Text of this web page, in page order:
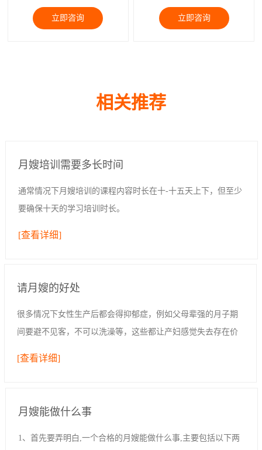
领婴幼儿玩耍;立即咨询
以待。
立即咨询
相关推荐
月嫂培训需要多长时间
通常情况下月嫂培训的课程内容时长在十-十五天上下，但至少
要确保十天的学习培训时长。
[查看详细]
请月嫂的好处
很多情况下女性生产后都会得抑郁症，例如父母辈强的月子期
间要避不见客，不可以洗澡等，这些都让产妇感觉失去存在价
[查看详细]
月嫂能做什么事
1、首先要弄明白,一个合格的月嫂能做什么事,主要包括以下两